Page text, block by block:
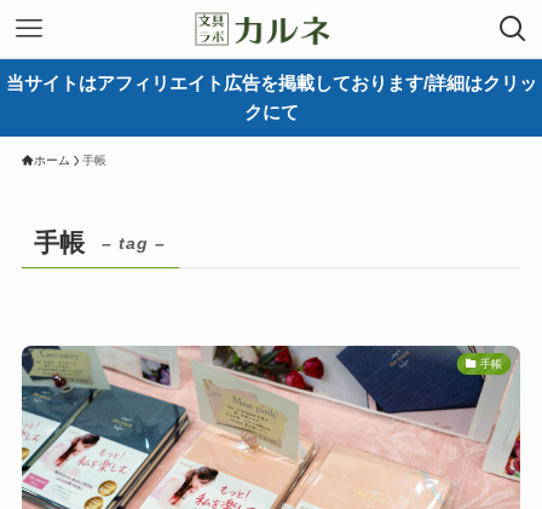
当サイトはアフィリエイト広告を掲載しております/詳細はクリッ
クにて
ホーム 手帳
手帳 – tag –
手帳